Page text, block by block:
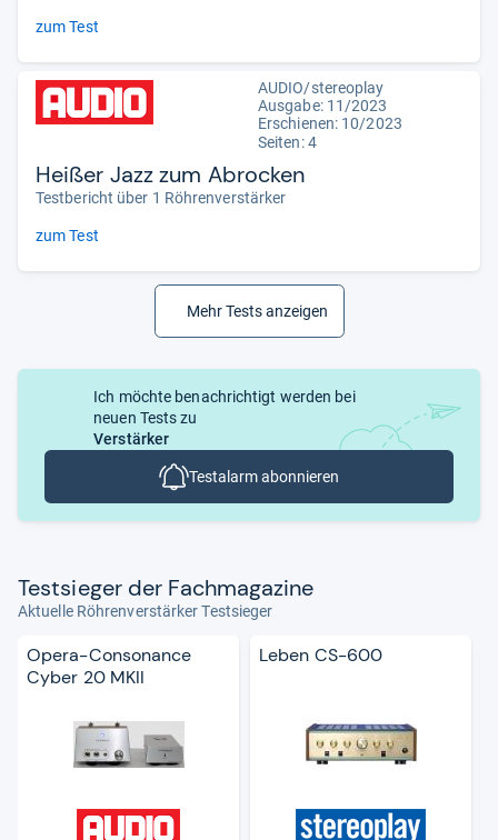
zum Test
AUDIO/stereoplay
Ausgabe: 11/2023
Erschienen: 10/2023
Seiten: 4
Heißer Jazz zum Abrocken
Testbericht über 1 Röhrenverstärker
zum Test
Mehr Tests anzeigen
Ich möchte benachrichtigt werden bei
neuen Tests zu
Verstärker
Testalarm abonnieren
Test­sie­ger der Fach­ma­ga­zine
Aktuelle Röhrenverstärker Testsieger
Opera-Consonance
Cyber 20 MKII
Leben CS-600